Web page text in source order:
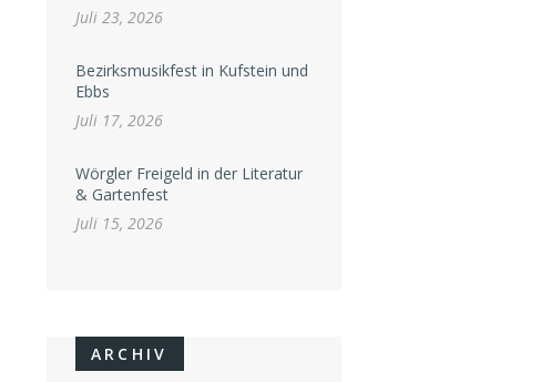
Juli 23, 2026
Bezirksmusikfest in Kufstein und
Ebbs
Juli 17, 2026
Wörgler Freigeld in der Literatur
& Gartenfest
Juli 15, 2026
ARCHIV